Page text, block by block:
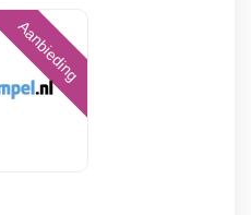
Aanbieding